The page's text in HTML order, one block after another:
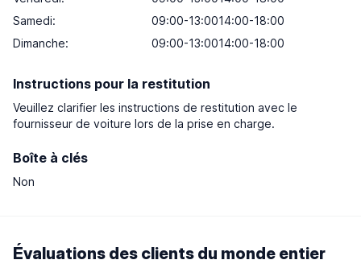
Samedi:
09:00-13:0014:00-18:00
Dimanche: 09:00-13:0014:00-18:00
Instructions pour la restitution
Veuillez clarifier les instructions de restitution avec le
fournisseur de voiture lors de la prise en charge.
Boîte à clés
Non
Évaluations des clients du monde entier